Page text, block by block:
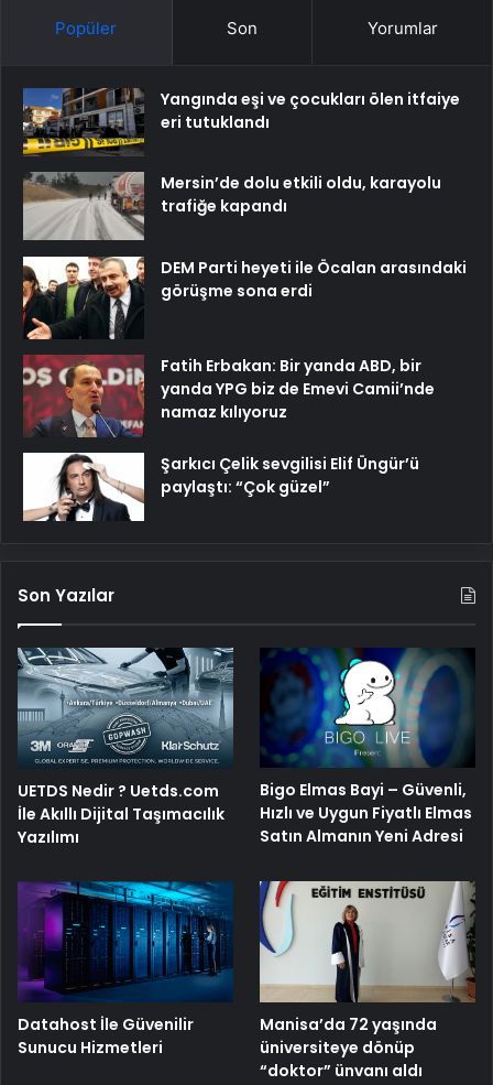
Popüler Son Yorumlar
Yangında eşi ve çocukları ölen itfaiye
eri tutuklandı
Mersin’de dolu etkili oldu, karayolu
trafiğe kapandı
DEM Parti heyeti ile Öcalan arasındaki
görüşme sona erdi
Fatih Erbakan: Bir yanda ABD, bir
yanda YPG biz de Emevi Camii’nde
namaz kılıyoruz
Şarkıcı Çelik sevgilisi Elif Üngür’ü
paylaştı: “Çok güzel”
Son Yazılar
UETDS Nedir ? Uetds.com
İle Akıllı Dijital Taşımacılık
Yazılımı
Bigo Elmas Bayi – Güvenli,
Hızlı ve Uygun Fiyatlı Elmas
Satın Almanın Yeni Adresi
Datahost İle Güvenilir
Sunucu Hizmetleri
Manisa’da 72 yaşında
üniversiteye dönüp
“doktor” ünvanı aldı